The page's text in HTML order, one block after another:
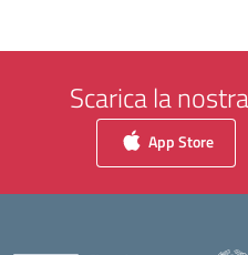
Scarica la
App Store